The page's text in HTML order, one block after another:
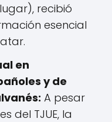
recibió
esencial
en
y de
A pesar
del TJUE, la